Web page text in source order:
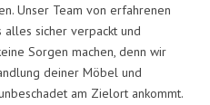
Unser Team von erfahrenen
sicher verpackt und
Sorgen machen, denn wir
deiner Möbel und
am Zielort ankommt.